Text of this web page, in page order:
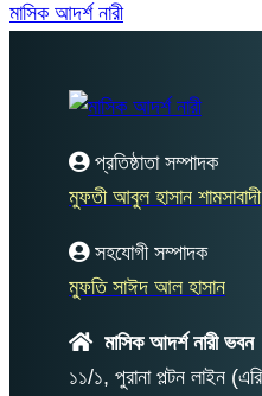
মাসিক আদর্শ নারী
প্রতিষ্ঠাতা সম্পাদক
মুফতী আবুল হাসান শামসাবাদী
সহযোগী সম্পাদক
মুফতি সাঈদ আল হাসান
মাসিক আদর্শ নারী ভবন
১১/১, পুরানা পল্টন লাইন